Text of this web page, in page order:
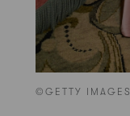
©GETTY IMAGES